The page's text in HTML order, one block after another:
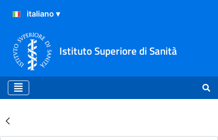
Istituto Superiore di Sanità
Risultati della Ricerca -